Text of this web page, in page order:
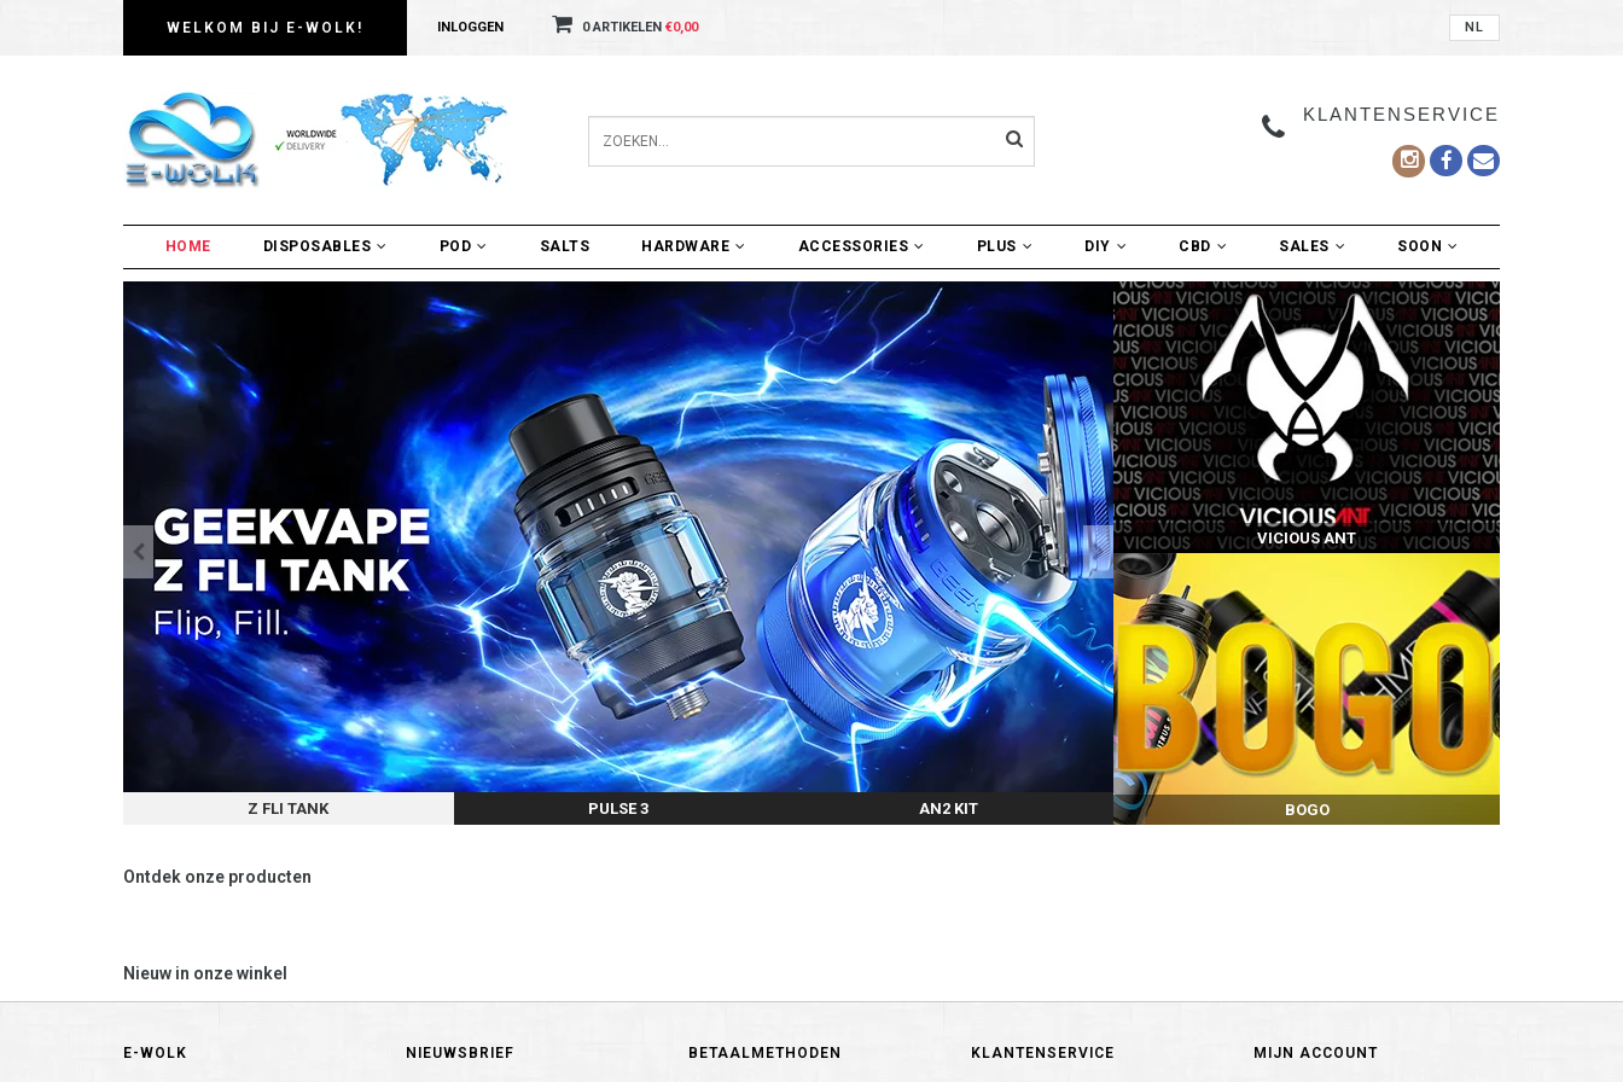
WELKOM BIJ E-WOLK! INLOGGEN 0 ARTIKELEN €0,00 NL
KLANTENSERVICE
HOME DISPOSABLES POD SALTS HARDWARE ACCESSORIES PLUS DIY CBD SALES SOON
Z FLI TANK PULSE 3 AN2 KIT
VICIOUS ANT
BOGO
Ontdek onze producten
Nieuw in onze winkel
E-WOLK NIEUWSBRIEF BETAALMETHODEN KLANTENSERVICE MIJN ACCOUNT